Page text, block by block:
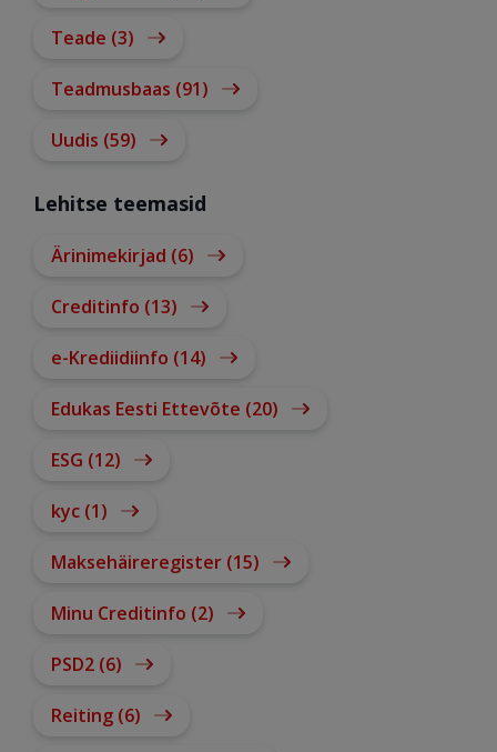
Teade (3)
Teadmusbaas (91)
Uudis (59)
Lehitse teemasid
Ärinimekirjad (6)
Creditinfo (13)
e-Krediidiinfo (14)
Edukas Eesti Ettevõte (20)
ESG (12)
kyc (1)
Maksehäireregister (15)
Minu Creditinfo (2)
PSD2 (6)
Reiting (6)